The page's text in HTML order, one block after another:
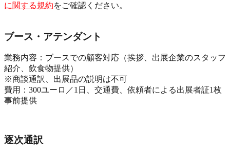
に関する規約をご確認ください。
ブース・アテンダント
業務内容：ブースでの顧客対応（挨拶、出展企業のスタッフ
紹介、飲食物提供）
※商談通訳、出展品の説明は不可
費用：300ユーロ／1日、交通費、依頼者による出展者証1枚
事前提供
逐次通訳